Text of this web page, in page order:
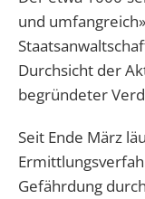
und
Durchsicht der
begründeter
Seit Ende März
Gefährdung